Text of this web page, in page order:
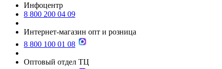
Инфоцентр
8 800 200 04 09
Интернет-магазин опт и розница
8 800 100 01 08
Оптовый отдел ТЦ